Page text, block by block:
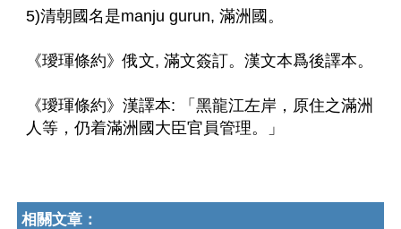
5)清朝國名是manju gurun, 滿洲國。
《璦琿條約》俄文, 滿文簽訂。漢文本爲後譯本。
《璦琿條約》漢譯本: 「黑龍江左岸，原住之滿洲
人等，仍着滿洲國大臣官員管理。」
相關文章：